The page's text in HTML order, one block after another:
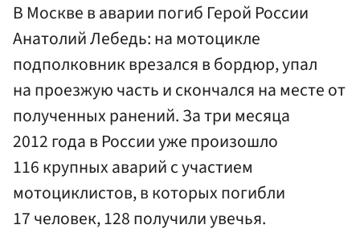
В Москве в аварии погиб Герой России
Анатолий Лебедь: на мотоцикле
подполковник врезался в бордюр, упал
на проезжую часть и скончался на месте от
полученных ранений. За три месяца
2012 года в России уже произошло
116 крупных аварий с участием
мотоциклистов, в которых погибли
17 человек, 128 получили увечья.